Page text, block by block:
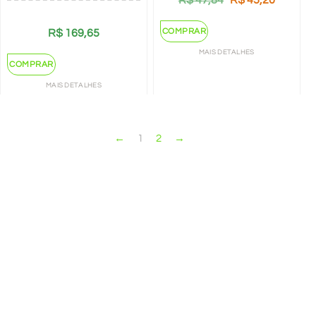
R$169,65
COMPRAR
MAIS DETALHES
COMPRAR
MAIS DETALHES
← 1 2 →